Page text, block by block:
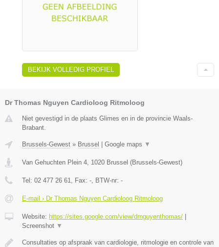
BEKIJK VOLLEDIG PROFIEL
Dr Thomas Nguyen Cardioloog Ritmoloog
Niet gevestigd in de plaats Glimes en in de provincie Waals-
Brabant.
Brussels-Gewest » Brussel | Google maps ▼
Van Gehuchten Plein 4 1020 Brussel (Brussels-Gewest)
Tel: 02 477 26 61 , Fax: - , BTW-nr: -
E-mail › Dr Thomas Nguyen Cardioloog Ritmoloog
Website: https://sites.google.com/view/drnguyenthomas/ |
Screenshot ▼
Consultaties op afspraak van cardiologie, ritmologie en controle van